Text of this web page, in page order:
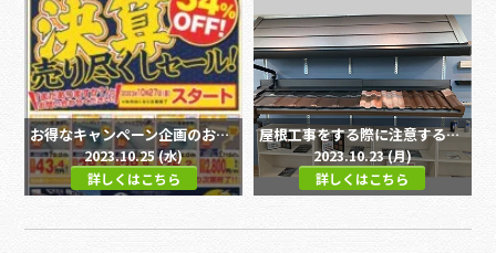
お得なキャンペーン企画のお知らせです ｜宇治市・城陽市、屋根工
2023.10.25 (水)
詳しくはこちら
屋根工事をする際に注意するべきポイント！！｜宇治市・城陽市、屋根工事・屋根リフォーム・防災・雨漏り専門店
2023.10.23 (月)
詳しくはこちら